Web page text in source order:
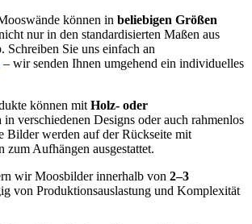
können in beliebigen Größen
nur in den standardisierten Maßen aus
Schreiben Sie uns einfach an
– wir senden Ihnen umgehend ein individuelles
können mit Holz- oder
in verschiedenen Designs oder auch rahmenlos
Bilder werden auf der Rückseite mit
zum Aufhängen ausgestattet.
wir Moosbilder innerhalb von 2–3
von Produktionsauslastung und Komplexität